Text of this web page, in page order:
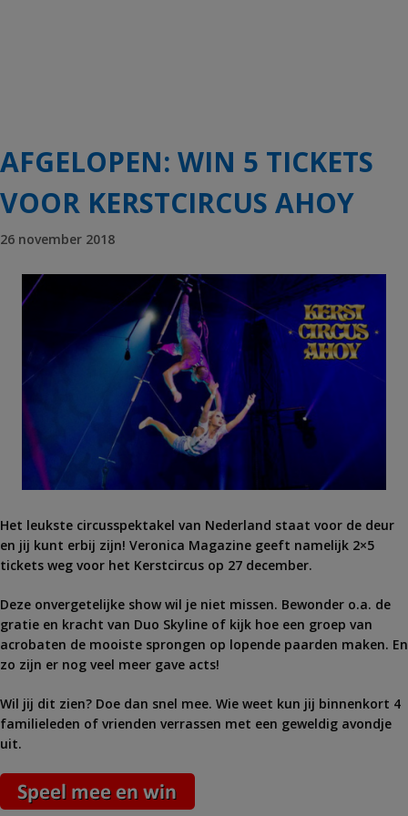
AFGELOPEN: WIN 5 TICKETS
VOOR KERSTCIRCUS AHOY
26 november 2018
Het leukste circusspektakel van Nederland staat voor de deur
en jij kunt erbij zijn! Veronica Magazine geeft namelijk 2×5
tickets weg voor het Kerstcircus op 27 december.
Deze onvergetelijke show wil je niet missen. Bewonder o.a. de
gratie en kracht van Duo Skyline of kijk hoe een groep van
acrobaten de mooiste sprongen op lopende paarden maken. En
zo zijn er nog veel meer gave acts!
Wil jij dit zien? Doe dan snel mee. Wie weet kun jij binnenkort 4
familieleden of vrienden verrassen met een geweldig avondje
uit.